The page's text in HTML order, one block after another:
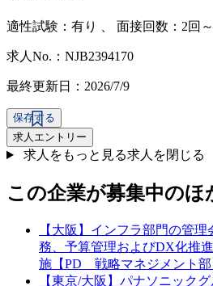
適性試験： 有り 面接回数：2回
求人No.：NJB2394170
最終更新日：2026/7/9
保存する
求人エントリー
求人をもっと見る求人を閉じる
この企業が募集中のほ
【大阪】インフラ部門の管
務、予算管理およびDX化推
施【PD 戦略マネジメント部
【東京/大阪】パナソニック